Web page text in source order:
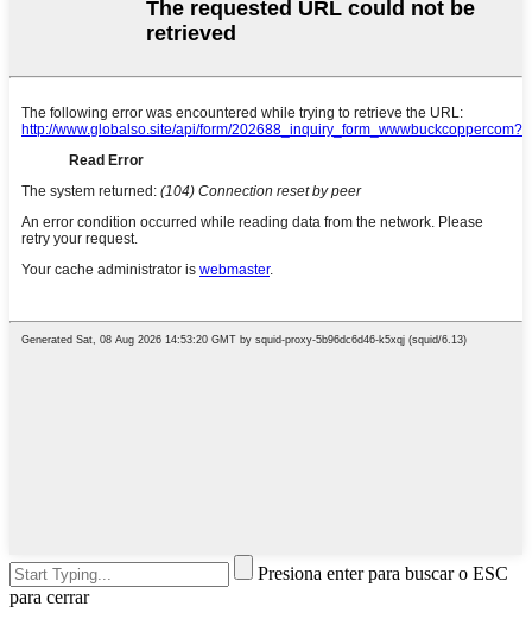
Presiona enter para buscar o ESC
para cerrar